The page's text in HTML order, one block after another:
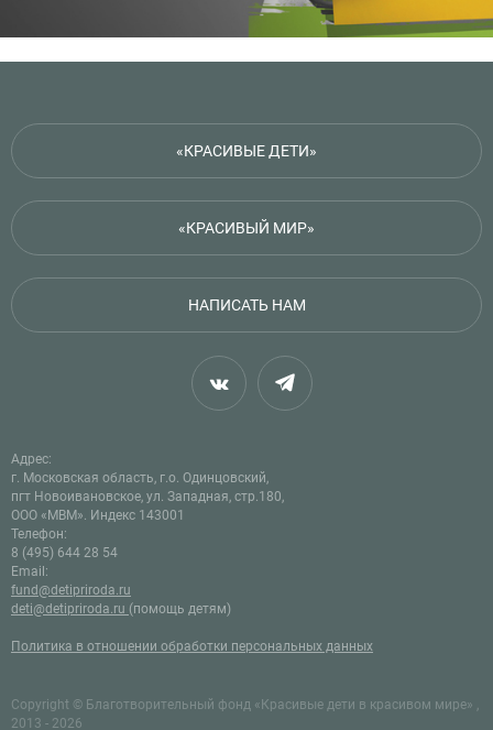
«КРАСИВЫЕ ДЕТИ»
«КРАСИВЫЙ МИР»
НАПИСАТЬ НАМ
Адрес:
г. Московская область, г.о. Одинцовский,
пгт Новоивановское, ул. Западная, стр.180,
ООО «МВМ». Индекс 143001
Телефон:
8 (495) 644 28 54
Email:
fund@detipriroda.ru
deti@detipriroda.ru (помощь детям)
Политика в отношении обработки персональных данных
Copyright © Благотворительный фонд «Красивые дети в красивом мире» ,
2013 - 2026